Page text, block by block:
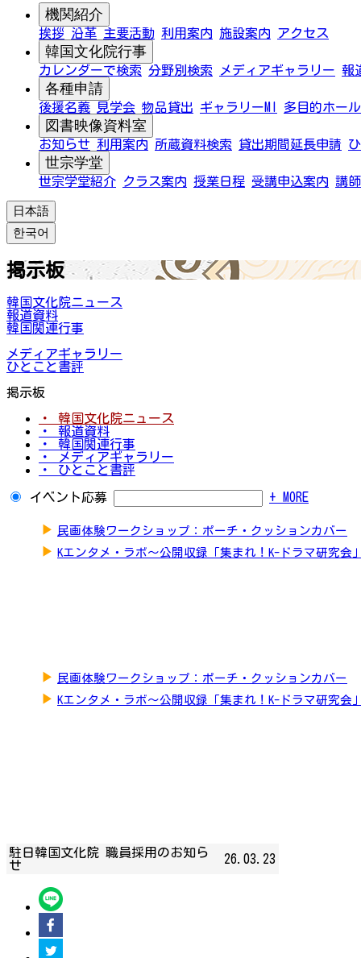
機関紹介
挨拶 沿革 主要活動 利用案内 施設案内 アクセス
韓国文化院行事
カレンダーで検索 分野別検索 メディアギャラリー 報
各種申請
後援名義 見学会 物品貸出 ギャラリーMI 多目的ホール
図書映像資料室
お知らせ 利用案内 所蔵資料検索 貸出期間延長申請
世宗学堂
世宗学堂紹介 クラス案内 授業日程 受講申込案内 講
日本語
한국어
掲示板
韓国文化院ニュース
報道資料
韓国関連行事
メディアギャラリー
ひとこと書評
掲示板
・ 韓国文化院ニュース
・ 報道資料
・ 韓国関連行事
・ メディアギャラリー
・ ひとこと書評
イベント応募 + MORE
▶ 民画体験ワークショップ：ポーチ・クッションカバー
▶ Kエンタメ・ラボ～公開収録「集まれ！K-ドラマ研究会
▶ 民画体験ワークショップ：ポーチ・クッションカバー
▶ Kエンタメ・ラボ～公開収録「集まれ！K-ドラマ研究会
駐日韓国文化院 職員採用のお知ら
せ
26.03.23